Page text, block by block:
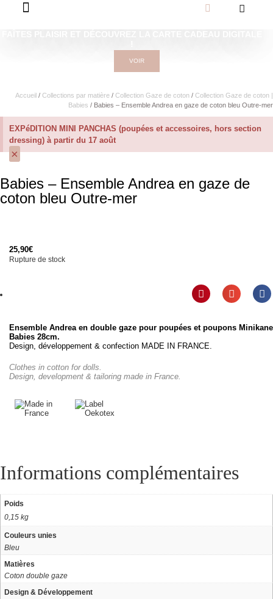
VOIR
Accueil / Collections par matière / Collection Gaze de coton / Collection Gaze de coton |
Babies / Babies – Ensemble Andrea en gaze de coton bleu Outre-mer
EXPéDITION MINI PANCHAS (poupées et accessoires, hors section
dressing) à partir du 17 août
×
Babies – Ensemble Andrea en gaze de
coton bleu Outre-mer
25,90€
Rupture de stock
Ensemble Andrea en double gaze pour poupées et poupons Minikane
Babies 28cm.
Design, développement & confection MADE IN FRANCE.
Clothes in cotton for dolls.
Design, development & tailoring made in France.
Informations complémentaires
Poids
0,15 kg
Couleurs unies
Bleu
Matières
Coton double gaze
Design & Développement